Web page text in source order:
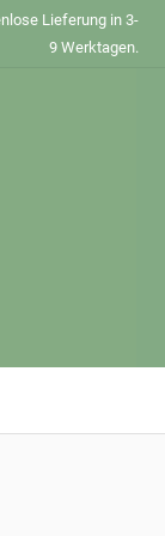
Lieferung in 3-
9 Werktagen.